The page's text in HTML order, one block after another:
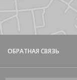
ОБРАТНАЯ СВЯЗЬ